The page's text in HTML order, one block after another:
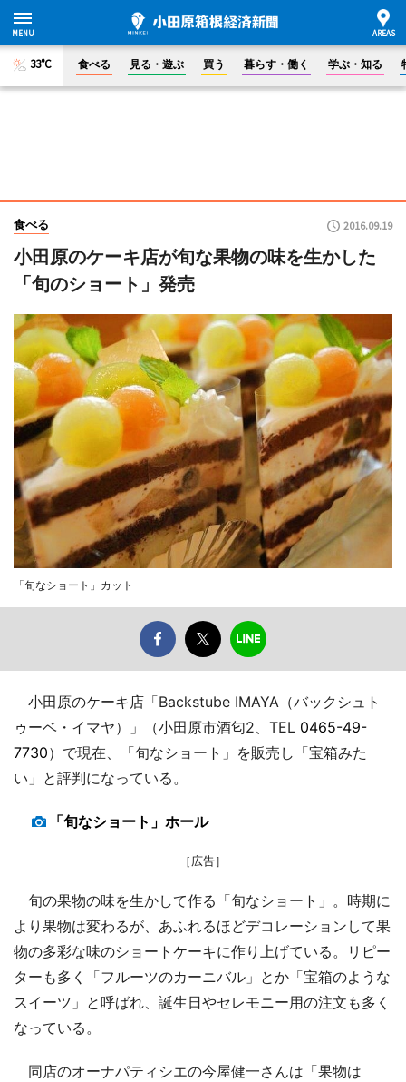
33°C 食べる 見る・遊ぶ 買う 暮らす・働く 学ぶ・知る
食べる 2016.09.19
小田原のケーキ店が旬な果物の味を生かした
「旬のショート」発売
「旬なショート」カット
小田原のケーキ店「Backstube IMAYA（バックシュト
ゥーベ・イマヤ）」（小田原市酒匂2、TEL 0465-49-
7730）で現在、「旬なショート」を販売し「宝箱みた
い」と評判になっている。
「旬なショート」ホール
［広告］
旬の果物の味を生かして作る「旬なショート」。時期に
より果物は変わるが、あふれるほどデコレーションして果
物の多彩な味のショートケーキに作り上げている。リピー
ターも多く「フルーツのカーニバル」とか「宝箱のような
スイーツ」と呼ばれ、誕生日やセレモニー用の注文も多く
なっている。
同店のオーナパティシエの今屋健一さんは「果物は